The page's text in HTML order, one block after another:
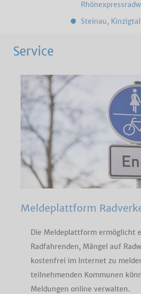
Steinau,
Service
Meldeplattform
Die Meldeplattform ermöglicht
Radfahrenden, Mängel auf
kostenfrei im Internet zu
teilnehmenden Kommunen
Meldungen online verwalten.